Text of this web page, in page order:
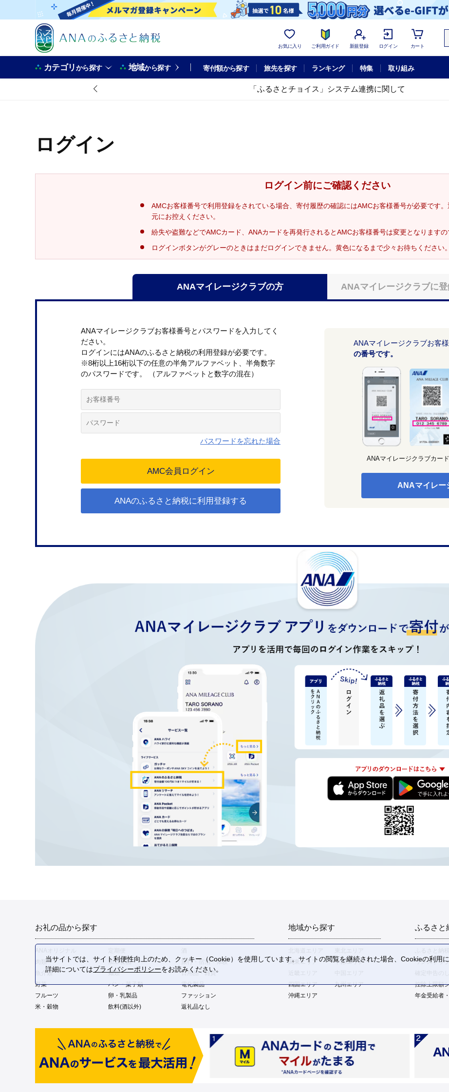
お気に入り ご利用ガイド 新規登録 ログイン カート
カテゴリから探す 地域から探す 寄付額から探す 旅先を探す ランキング 特集 取り組み
「ふるさとチョイス」システム連携に関して
ログイン
ログイン前にご確認ください
AMCお客様番号で利用登録をされている場合、寄付履歴の確認にはAMCお客様番号が必要です
元にお控えください。
紛失や盗難などでAMCカード、ANAカードを再発行されるとAMCお客様番号は変更となりますの
ログインボタンがグレーのときはまだログインできません。黄色になるまで少々お待ちください。
ANAマイレージクラブの方 ANAマイレージクラブに
ANAマイレージクラブお客様番号とパスワードを入力してく
ださい。
ログインにはANAのふるさと納税の利用登録が必要です。
※8桁以上16桁以下の任意の半角アルファベット、半角数字
のパスワードです。 （アルファベットと数字の混在）
パスワードを忘れた場合
ANAのふるさと納税に利用登録する
ANAマイレージクラブお客
の番号です。
ANAマイレージクラブカード
ANAマイレー
お礼の品から探す
肉類
加工食品
旅行・宿泊・体験
魚介類
麺類
日用品・雑貨
野菜
パン・菓子類
電化製品
フルーツ
卵・乳製品
ファッション
米・穀物
飲料(酒以外) 返礼品なし
地域から探す
関東エリア
中部エリア
四国エリア
九州エリア
沖縄エリア
ふるさと
ふるさと納
ワンストッ
控除上限額
年金受給者
当サイトでは、サイト利便性向上のため、クッキー（Cookie）を使用しています。サイトの閲覧を継続された場合、Cookieの利用
詳細についてはプライバシーポリシーをお読みください。